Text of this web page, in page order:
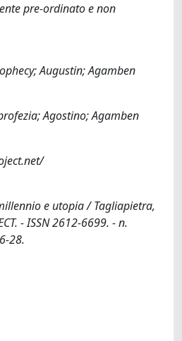
pre-ordinato e non
Augustin; Agamben
Agostino; Agamben
e utopia / Tagliapietra,
- ISSN 2612-6699. - n.
28.